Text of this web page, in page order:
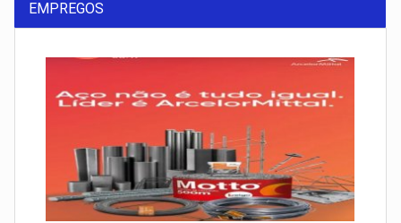
EMPREGOS